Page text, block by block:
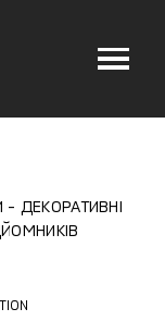
ДЕКОРАТИВНІ